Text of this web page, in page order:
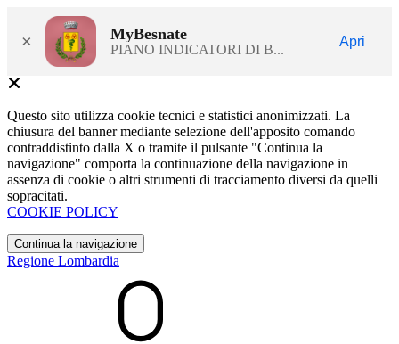
× MyBesnate
PIANO INDICATORI DI B...
Apri
Questo sito utilizza cookie tecnici e statistici anonimizzati. La
chiusura del banner mediante selezione dell'apposito comando
contraddistinto dalla X o tramite il pulsante "Continua la
navigazione" comporta la continuazione della navigazione in
assenza di cookie o altri strumenti di tracciamento diversi da quelli
sopracitati.
COOKIE POLICY
Continua la navigazione
Regione Lombardia